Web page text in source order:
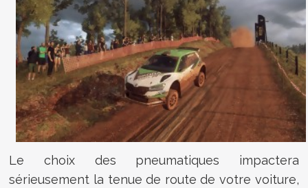
Le choix des pneumatiques impactera
sérieusement la tenue de route de votre voiture,